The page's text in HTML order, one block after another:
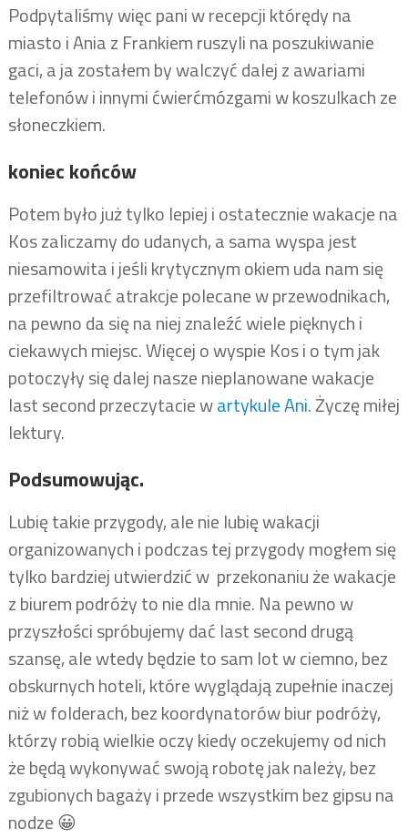
Podpytaliśmy więc pani w recepcji którędy na
miasto i Ania z Frankiem ruszyli na poszukiwanie
gaci, a ja zostałem by walczyć dalej z awariami
telefonów i innymi ćwierćmózgami w koszulkach ze
słoneczkiem.
koniec końców
Potem było już tylko lepiej i ostatecznie wakacje na
Kos zaliczamy do udanych, a sama wyspa jest
niesamowita i jeśli krytycznym okiem uda nam się
przefiltrować atrakcje polecane w przewodnikach,
na pewno da się na niej znaleźć wiele pięknych i
ciekawych miejsc. Więcej o wyspie Kos i o tym jak
potoczyły się dalej nasze nieplanowane wakacje
last second przeczytacie wartykule Ani. Życzę miłej
lektury.
Podsumowując.
Lubię takie przygody, ale nie lubię wakacji
organizowanych i podczas tej przygody mogłem się
tylko bardziej utwierdzić w przekonaniu że wakacje
z biurem podróży to nie dla mnie. Na pewno w
przyszłości spróbujemy dać last second drugą
szansę, ale wtedy będzie to sam lot w ciemno, bez
obskurnych hoteli, które wyglądają zupełnie inaczej
niż w folderach, bez koordynatorów biur podróży,
którzy robią wielkie oczy kiedy oczekujemy od nich
że będą wykonywać swoją robotę jak należy, bez
zgubionych bagaży i przede wszystkim bez gipsu na
nodze 😀